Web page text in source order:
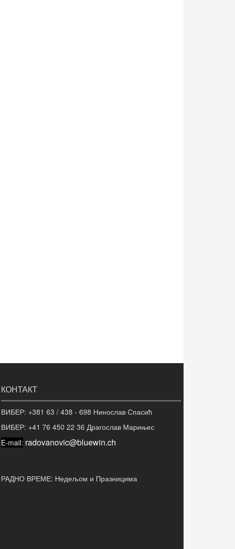
КОНТАКТ
ВИБЕР: +381 63 / 438 - 698 Нинослав Спасић
ВИБЕР: +41 76 450 22 36 Драгослав Марињес
E-mail: radovanovic@bluewin.ch
РАДНО ВРЕМЕ: Недељом и Празницима